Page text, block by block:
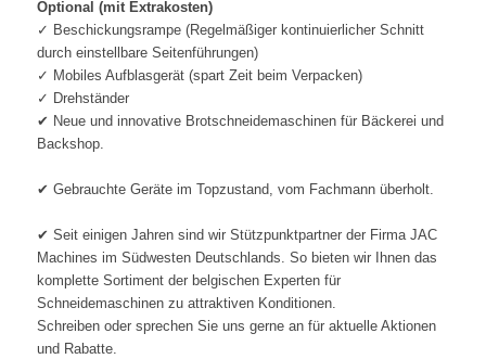
Optional (mit Extrakosten)
✓ Beschickungsrampe (Regelmäßiger kontinuierlicher Schnitt
durch einstellbare Seitenführungen)
✓ Mobiles Aufblasgerät (spart Zeit beim Verpacken)
✓ Drehständer
✔ Neue und innovative Brotschneidemaschinen für Bäckerei und
Backshop.
✔ Gebrauchte Geräte im Topzustand, vom Fachmann überholt.
✔ Seit einigen Jahren sind wir Stützpunktpartner der Firma JAC
Machines im Südwesten Deutschlands. So bieten wir Ihnen das
komplette Sortiment der belgischen Experten für
Schneidemaschinen zu attraktiven Konditionen.
Schreiben oder sprechen Sie uns gerne an für aktuelle Aktionen
und Rabatte.